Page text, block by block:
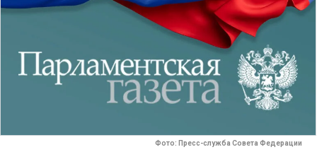
Фото: Пресс-служба Совета Федерации